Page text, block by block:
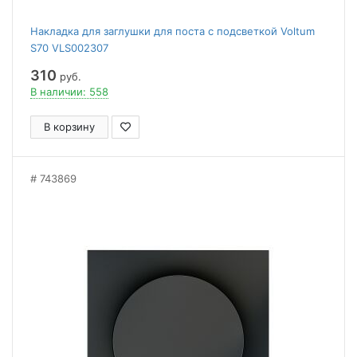
Накладка для заглушки для поста с подсветкой Voltum
S70 VLS002307
310 руб.
В наличии: 558
В корзину
743869